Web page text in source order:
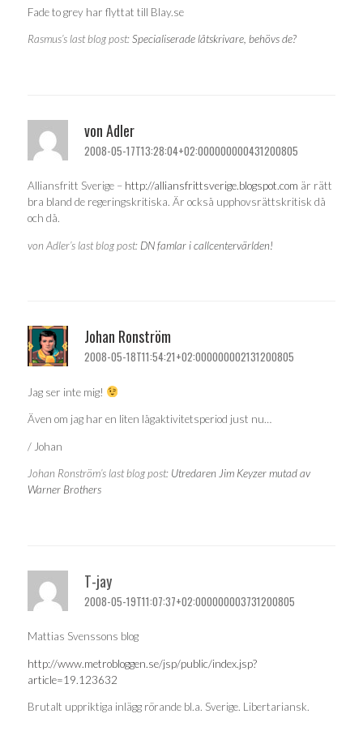
Fade to grey har flyttat till Blay.se
Rasmus’s last blog post:Specialiserade låtskrivare, behövs de?
von Adler
2008-05-17T13:28:04+02:000000000431200805
Alliansfritt Sverige – http://alliansfrittsverige.blogspot.com är rätt
bra bland de regeringskritiska. Är också upphovsrättskritisk då
och då.
von Adler’s last blog post: DN famlar i callcentervärlden!
Johan Ronström
2008-05-18T11:54:21+02:000000002131200805
Jag ser inte mig!
Även om jag har en liten lågaktivitetsperiod just nu…
/ Johan
Johan Ronström’s last blog post: Utredaren Jim Keyzer mutad av
Warner Brothers
T-jay
2008-05-19T11:07:37+02:000000003731200805
Mattias Svenssons blog
http://www.metrobloggen.se/jsp/public/index.jsp?
article=19.123632
Brutalt uppriktiga inlägg rörande bl.a. Sverige. Libertariansk.